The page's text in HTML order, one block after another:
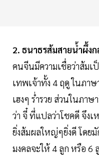
2. ธนาธรส้มสายน้ำผึ้งก
คนจีนมีความเชื่อว่าส้มเ
เทพเจ้าทั้ง 4 ฤดู ในภา
เฮงๆ ร่ำรวย ส่วนในภา
ว่า จี๋ ที่แปลว่าโชคดี จึง
ยิ่งส้มผลใหญ่ๆยิ่งดี โดย
มงคลจะให้ 4 ลูก หรือ 6